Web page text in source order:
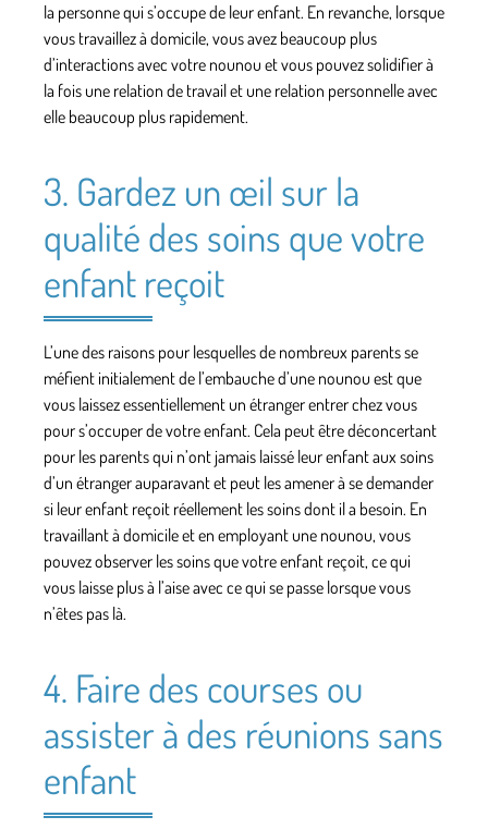
la personne qui s’occupe de leur enfant. En revanche, lorsque
vous travaillez à domicile, vous avez beaucoup plus
d’interactions avec votre nounou et vous pouvez solidifier à
la fois une relation de travail et une relation personnelle avec
elle beaucoup plus rapidement.
3. Gardez un œil sur la
qualité des soins que votre
enfant reçoit
L’une des raisons pour lesquelles de nombreux parents se
méfient initialement de l’embauche d’une nounou est que
vous laissez essentiellement un étranger entrer chez vous
pour s’occuper de votre enfant. Cela peut être déconcertant
pour les parents qui n’ont jamais laissé leur enfant aux soins
d’un étranger auparavant et peut les amener à se demander
si leur enfant reçoit réellement les soins dont il a besoin. En
travaillant à domicile et en employant une nounou, vous
pouvez observer les soins que votre enfant reçoit, ce qui
vous laisse plus à l’aise avec ce qui se passe lorsque vous
n’êtes pas là.
4. Faire des courses ou
assister à des réunions sans
enfant